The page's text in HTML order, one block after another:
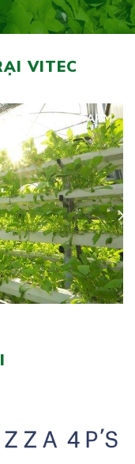
VITEC